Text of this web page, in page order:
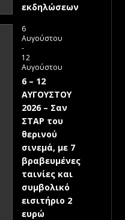
εκδηλώσεων
6
Αυγούστου
-
12
Αυγούστου
6 – 12
ΑΥΓΟΥΣΤΟΥ
2026 – Σαν
ΣΤΑΡ του
θερινού
σινεμά, με 7
βραβευμένες
ταινίες και
συμβολικό
εισιτήριο 2
ευρώ